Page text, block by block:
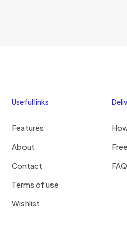
Useful links
Features
About
Contact
Terms of use
Wishlist
FAQ